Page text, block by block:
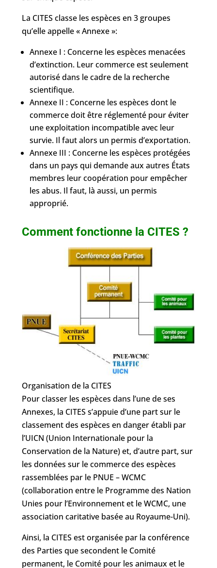
La CITES classe les espèces en 3 groupes
qu’elle appelle « Annexe »:
Annexe I : Concerne les espèces menacées
d’extinction. Leur commerce est seulement
autorisé dans le cadre de la recherche
scientifique.
Annexe II : Concerne les espèces dont le
commerce doit être réglementé pour éviter
une exploitation incompatible avec leur
survie. Il faut alors un permis d’exportation.
Annexe III : Concerne les espèces protégées
dans un pays qui demande aux autres États
membres leur coopération pour empêcher
les abus. Il faut, là aussi, un permis
approprié.
Comment fonctionne la CITES ?
Organisation de la CITES
Pour classer les espèces dans l’une de ses
Annexes, la CITES s’appuie d’une part sur le
classement des espèces en danger établi par
l’UICN (Union Internationale pour la
Conservation de la Nature) et, d’autre part, sur
les données sur le commerce des espèces
rassemblées par le PNUE – WCMC
(collaboration entre le Programme des Nation
Unies pour l’Environnement et le WCMC, une
association caritative basée au Royaume-Uni).
Ainsi, la CITES est organisée par la conférence
des Parties que secondent le Comité
permanent, le Comité pour les animaux et le